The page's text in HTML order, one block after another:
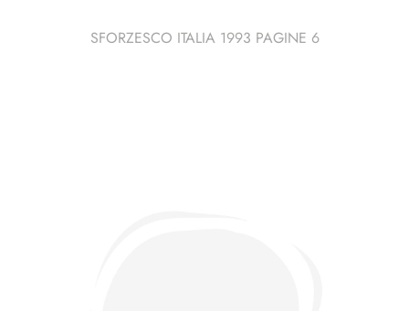
SFORZESCO ITALIA 1993 PAGINE 6